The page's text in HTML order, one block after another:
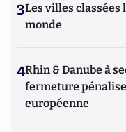
3Les villes classées
monde
4Rhin & Danube à
fermeture
européenne